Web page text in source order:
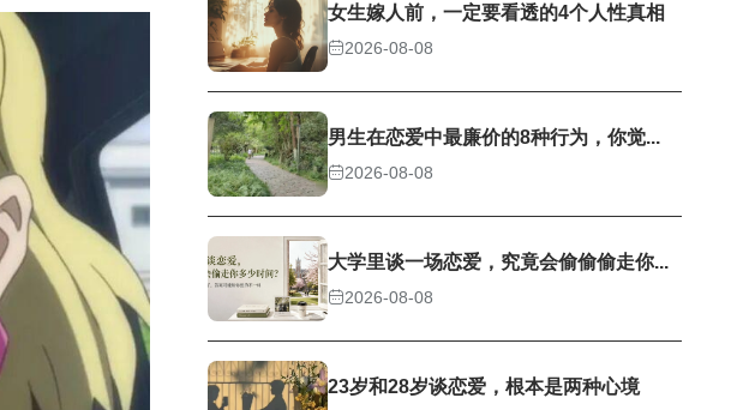
女生嫁人前，一定要看透的4个人性真相
2026-08-08
男生在恋爱中最廉价的8种行为，你觉...
2026-08-08
大学里谈一场恋爱，究竟会偷偷偷走你...
2026-08-08
23岁和28岁谈恋爱，根本是两种心境